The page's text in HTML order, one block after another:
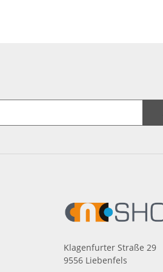
Klagenfurter Straße 29
9556 Liebenfels